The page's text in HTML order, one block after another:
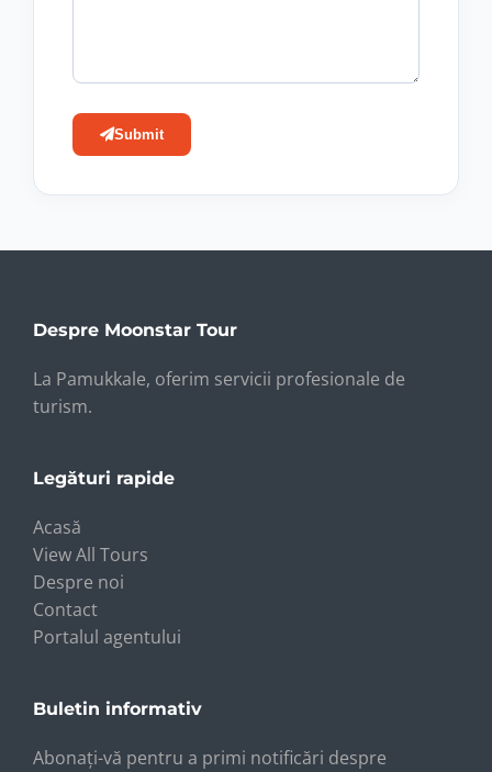
Submit
Despre Moonstar Tour
La Pamukkale, oferim servicii profesionale de
turism.
Legături rapide
Acasă
View All Tours
Despre noi
Contact
Portalul agentului
Buletin informativ
Abonați-vă pentru a primi notificări despre